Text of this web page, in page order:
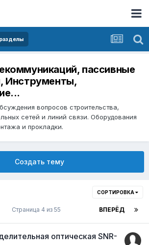
пассивные
Инструменты,
вопросов строительства,
сетей и линий связи. Оборудования
и прокладки.
Создать тему
СОРТИРОВКА
ВПЕРЁД
Страница 4 из 55
оптическая SNR-